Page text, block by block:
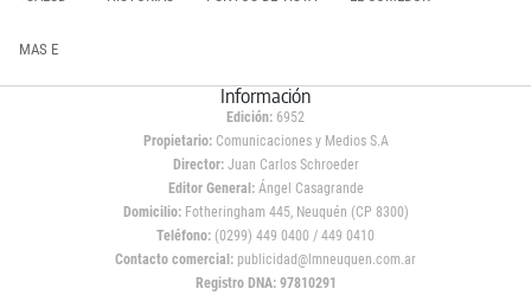
MAS E
Información
Edición: 6952
Propietario:Comunicaciones y Medios S.A
Director: Juan Carlos Schroeder
Editor General:Ángel Casagrande
Domicilio:Fotheringham 445, Neuquén (CP 8300)
Teléfono: (0299) 449 0400 / 449 0410
Contacto comercial: publicidad@lmneuquen.com.ar
Registro DNA: 97810291